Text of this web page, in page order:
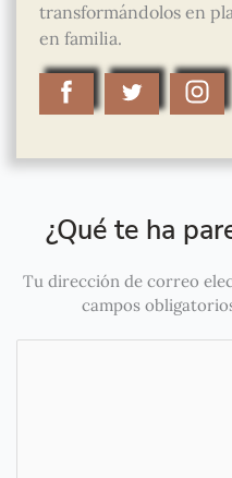
transformándolos en
en familia.
¿Qué te ha
Tu dirección de correo
campos